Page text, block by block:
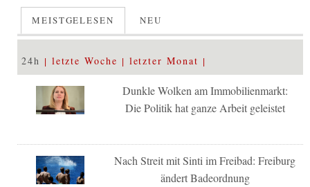
MEISTGELESEN NEU
24h letzte Woche letzter Monat
Dunkle Wolken am Immobilienmarkt:
Die Politik hat ganze Arbeit geleistet
Nach Streit mit Sinti im Freibad: Freiburg
ändert Badeordnung